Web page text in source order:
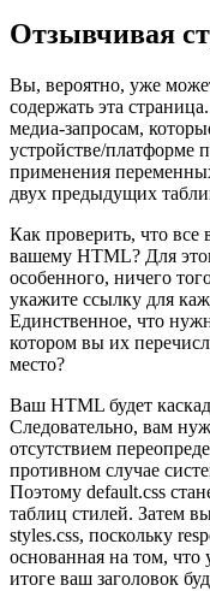
Отзывчивая
Вы, вероятно, уже
содержать эта
медиа-запросам,
устройстве/платформе
применения
двух предыдущих
Как проверить, что все
вашему HTML? Для
особенного, ничего
укажите ссылку для
Единственное, что
котором вы их
место?
Ваш HTML будет
Следовательно, вам
отсутствием
противном случае
Поэтому default.css
таблиц стилей. Затем
styles.css, поскольку
основанная на том, что
итоге ваш заголовок